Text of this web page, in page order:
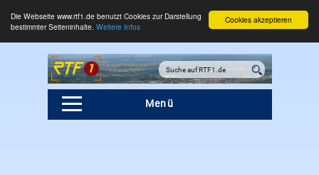
Cookies akzeptieren
Die Webseite www.rtf1.de benutzt Cookies zur Darstellung
bestimmter Seiteninhalte. Weitere Infos
Menü